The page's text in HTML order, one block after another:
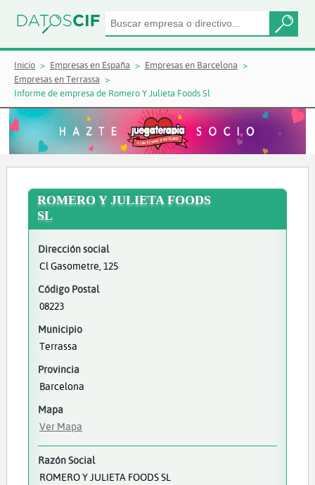
Inicio Empresas en España
Empresas en Barcelona
Empresas en Terrassa
Informe de empresa de Romero Y Julieta Foods Sl
ROMERO Y JULIETA FOODS
SL
Dirección social
Cl Gasometre, 125
Código Postal
08223
Municipio
Terrassa
Provincia
Barcelona
Mapa
Ver Mapa
Razón Social
ROMERO Y JULIETA FOODS SL